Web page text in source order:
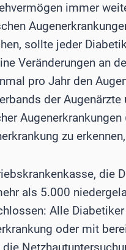
immer
sollte jeder
Veränderungen an
pro Jahr den
der
zu
die
als 5.000
Alle
oder mit